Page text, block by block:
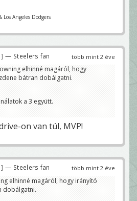
Los Angeles Dodgers
több mint 2 éve
— Steelers fan
elhinné magáról, hogy
bátran dobálgatni.
a 3 együtt.
on van túl, MVP!
több mint 2 éve
— Steelers fan
elhinné magáról, hogy irányító
dobálgatni.